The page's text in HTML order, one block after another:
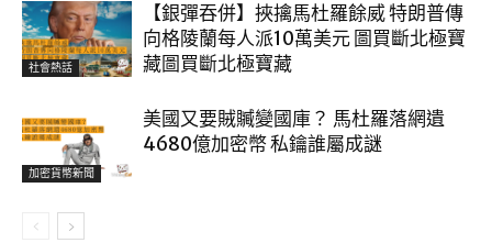
社會熱話
【銀彈吞併】挾擒馬杜羅餘威 特朗普傳
向格陵蘭每人派10萬美元 圖買斷北極寶
藏圖買斷北極寶藏
加密貨幣新聞
美國又要賊贓變國庫？ 馬杜羅落網遺
4680億加密幣 私鑰誰屬成謎